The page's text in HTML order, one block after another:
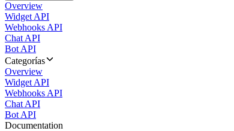
Overview
Widget API
Webhooks API
Chat API
Bot API
Categorías
Overview
Widget API
Webhooks API
Chat API
Bot API
Documentation